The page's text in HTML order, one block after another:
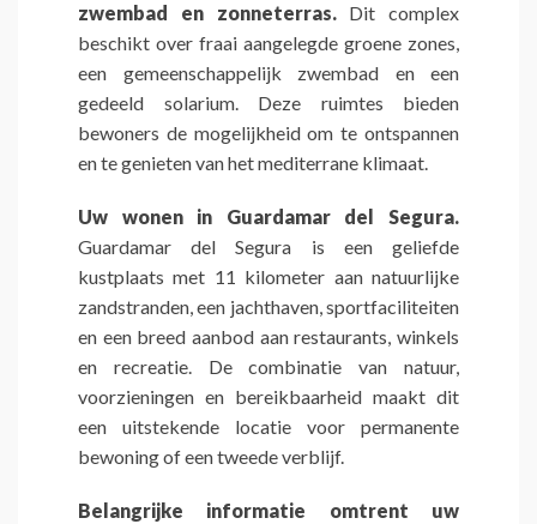
zwembad en zonneterras. Dit complex
beschikt over fraai aangelegde groene zones,
een gemeenschappelijk zwembad en een
gedeeld solarium. Deze ruimtes bieden
bewoners de mogelijkheid om te ontspannen
en te genieten van het mediterrane klimaat.
Uw wonen in Guardamar del Segura.
Guardamar del Segura is een geliefde
kustplaats met 11 kilometer aan natuurlijke
zandstranden, een jachthaven, sportfaciliteiten
en een breed aanbod aan restaurants, winkels
en recreatie. De combinatie van natuur,
voorzieningen en bereikbaarheid maakt dit
een uitstekende locatie voor permanente
bewoning of een tweede verblijf.
Belangrijke informatie omtrent uw